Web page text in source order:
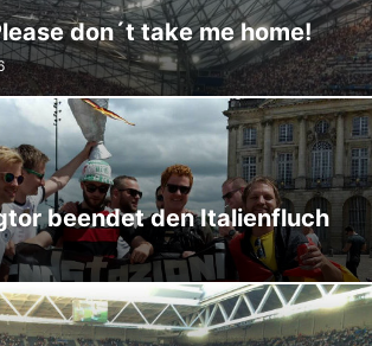
don´t take me home!
beendet den Italienfluch